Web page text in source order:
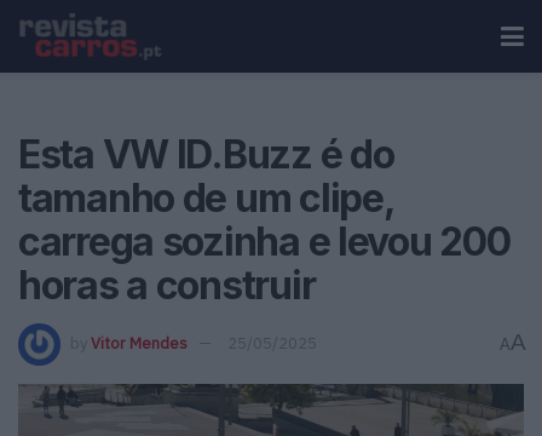
Esta VW ID.Buzz é do
tamanho de um clipe,
carrega sozinha e levou 200
horas a construir
by Vitor Mendes 25/05/2025 AA